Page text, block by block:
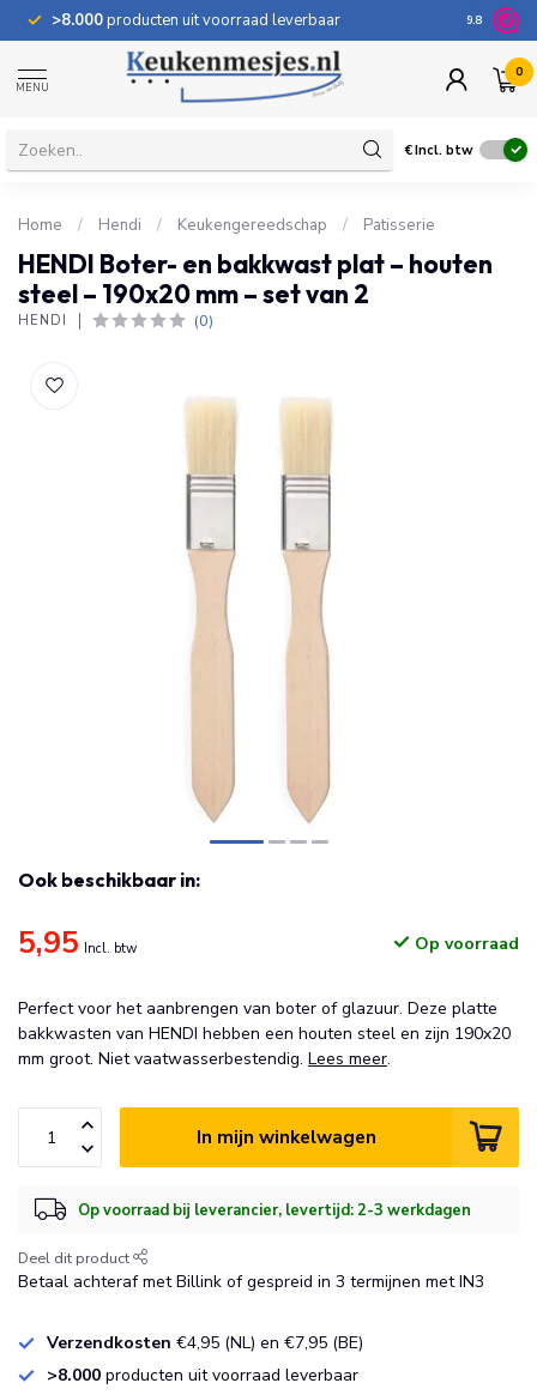
>8.000producten uit voorraad leverbaar 100
9.8
MENU
0
€Incl. btw
Home / Hendi / Keukengereedschap / Patisserie
HENDI Boter- en bakkwast plat – houten
steel – 190x20 mm – set van 2
HENDI (0)
Ook beschikbaar in:
5,95 Incl. btw Op voorraad
Perfect voor het aanbrengen van boter of glazuur. Deze platte
bakkwasten van HENDI hebben een houten steel en zijn 190x20
mm groot. Niet vaatwasserbestendig. Lees meer.
In mijn winkelwagen
Op voorraad bij leverancier, levertijd: 2-3 werkdagen
Deel dit product
Betaal achteraf met Billink of gespreid in 3 termijnen met IN3
Verzendkosten €4,95 (NL) en €7,95 (BE)
>8.000 producten uit voorraad leverbaar